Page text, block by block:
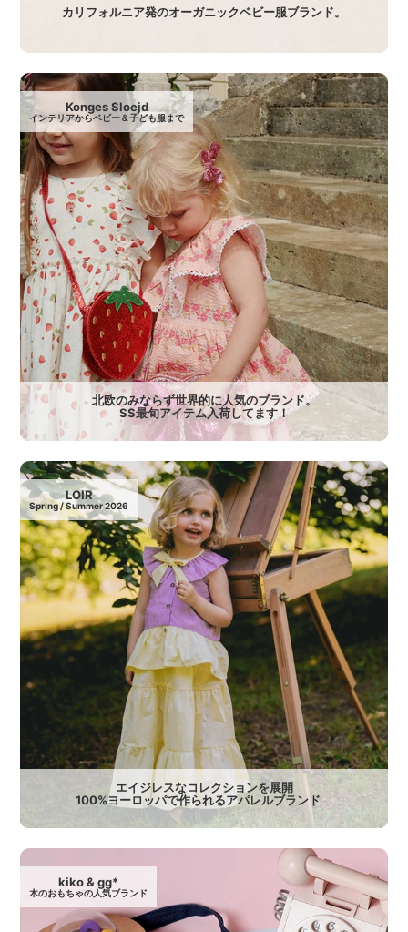
カリフォルニア発のオーガニックベビー服ブランド。
Konges Sloejd
インテリアからベビー＆子ども服まで
北欧のみならず世界的に人気のブランド。
SS最旬アイテム入荷してます！
LOIR
Spring / Summer 2026
エイジレスなコレクションを展開
100%ヨーロッパで作られるアパレルブランド
kiko & gg*
木のおもちゃの人気ブランド